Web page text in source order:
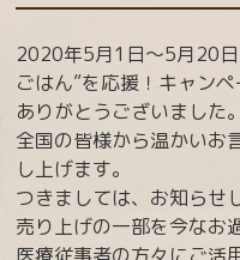
2020年5月1日～5月20
ごはん”を応援！キャン
ありがとうございました。
全国の皆様から温かいお
し上げます。
つきましては、お知らせ
売り上げの一部を今なお